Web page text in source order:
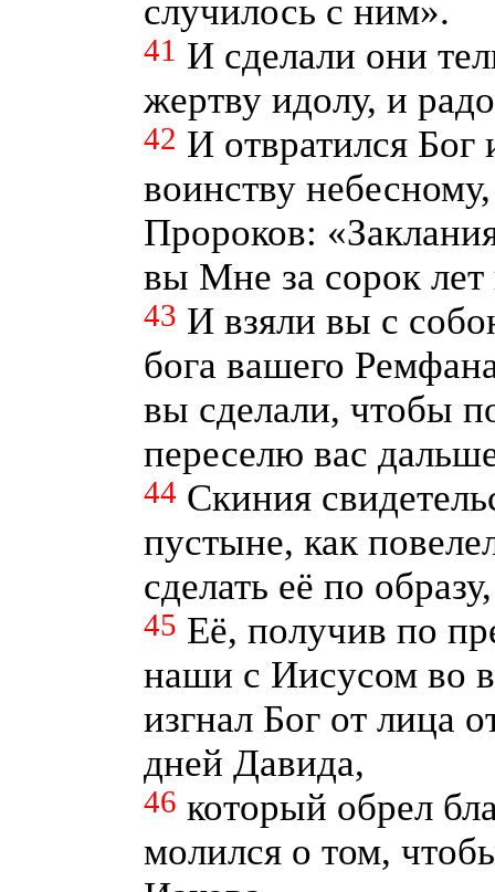
случилось с ним».
41 И сделали они
жертву идолу, и
42 И отвратился Бог
воинству
Пророков:
вы Мне за сорок
43 И взяли вы с
бога вашего
вы сделали, чтобы
переселю вас
44 Скиния
пустыне, как
сделать её по
45 Её, получив по
наши с Иисусом во
изгнал Бог от лица
дней Давида,
46 который обрел
молился о том,